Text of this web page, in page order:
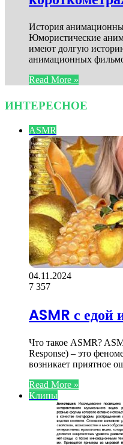
История
Юмористические
имеют долгую
анимационных
Read More »
ИНТЕРЕСНОЕ
ASMR
04.11.2024
7 357
ASMR с едой
Что такое ASMR?
Response) – это
возникает приятное
Read More »
Клипы